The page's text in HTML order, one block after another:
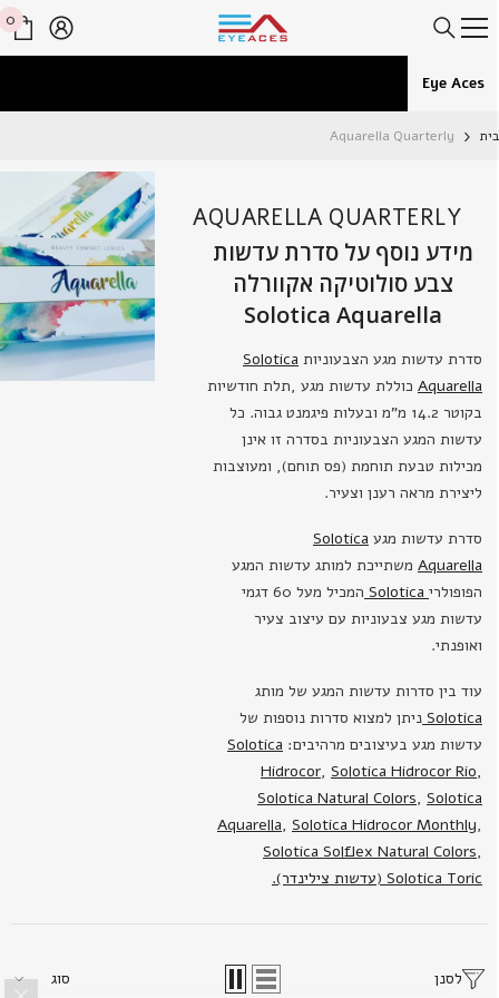
דלג לתוכן 0
0
Eye Aces
Aquarella Quarterly
AQUARELLA QUARTERLY
מידע נוסף על סדרת עדשות
צבע סולוטיקה אקוורלה
Solotica Aquarella
סדרת עדשות מגע הצבעוניות Solotica
Aquarellaכוללת עדשות מגע ,תלת חודשיות
בקוטר 14.2 מ"מ ובעלות פיגמנט גבוה. כל
עדשות המגע הצבעוניות בסדרה זו אינן
מכילות טבעת תוחמת (פס תוחם), ומעוצבות
ליצירת מראה רענן וצעיר.
סדרת עדשות מגע Solotica
Aquarella משתייכת למותג עדשות המגע
הפופולריSolotica
המכיל מעל 60 דגמי
עדשות מגע צבעוניות עם עיצוב צעיר
ואופנתי.
עוד בין סדרות עדשות המגע של מותג
Solotica ניתן למצוא סדרות נוספות של
עדשות מגע בעיצובים מרהיבים: Solotica
Hidrocor,Solotica Hidrocor Rio,
Solotica Natural Colors,Solotica
Aquarella,Solotica Hidrocor Monthly,
Solotica Solflex Natural Colors,
Solotica Toric (עדשות צילינדר).
לסנן סוג